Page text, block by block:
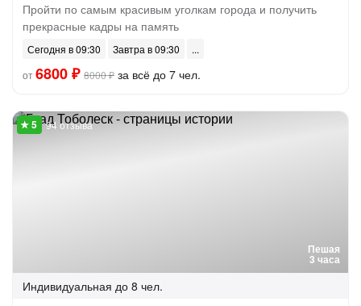
Пройти по самым красивым уголкам города и получить
прекрасные кадры на память
Сегодня в 09:30
Завтра в 09:30
от6800 ₽ 8000 ₽ за всё до 7 чел.
Пешая
3 часа
94 отзыва
Индивидуальная до 8 чел.